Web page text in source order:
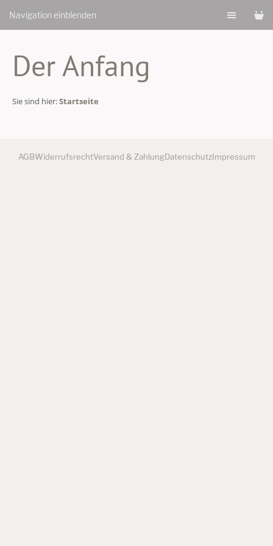
Navigation einblenden
Der Anfang
Sie sind hier:Startseite
AGBWiderrufsrechtVersand & ZahlungDatenschutzImpressum